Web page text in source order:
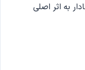
به اثر اصلی